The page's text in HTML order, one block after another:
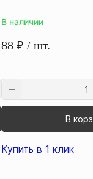
В наличии
88 ₽ / шт.
В
Купить в 1 клик